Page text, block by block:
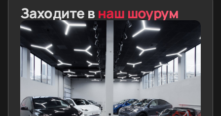
Заходите в наш шоурум